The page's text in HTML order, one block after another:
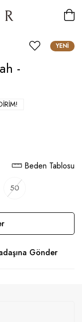
YENI
-
Beden Tablosu
50
Gönder